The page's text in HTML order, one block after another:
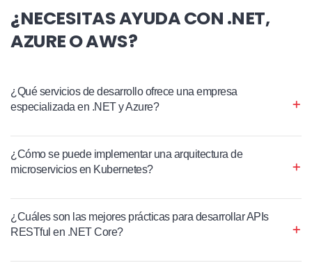
¿NECESITAS AYUDA CON .NET,
AZURE O AWS?
¿Qué servicios de desarrollo ofrece una empresa
especializada en .NET y Azure?
¿Cómo se puede implementar una arquitectura de
microservicios en Kubernetes?
¿Cuáles son las mejores prácticas para desarrollar APIs
RESTful en .NET Core?